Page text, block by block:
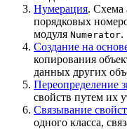
Нумерация. Схема
порядковых
модуля Numerator.
Создание на
копирования
данных других
Переопределение
свойств путем их
Связывание
одного класса,